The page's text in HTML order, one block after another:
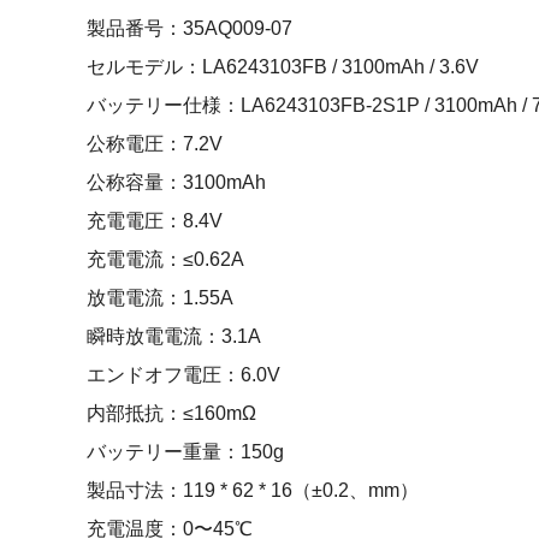
製品番号：35AQ009-07
セルモデル：LA6243103FB / 3100mAh / 3.6V
バッテリー仕様：LA6243103FB-2S1P / 3100mAh /
公称電圧：7.2V
公称容量：3100mAh
充電電圧：8.4V
充電電流：≤0.62A
放電電流：1.55A
瞬時放電電流：3.1A
エンドオフ電圧：6.0V
内部抵抗：≤160mΩ
バッテリー重量：150g
製品寸法：119 * 62 * 16（±0.2、mm）
充電温度：0〜45℃